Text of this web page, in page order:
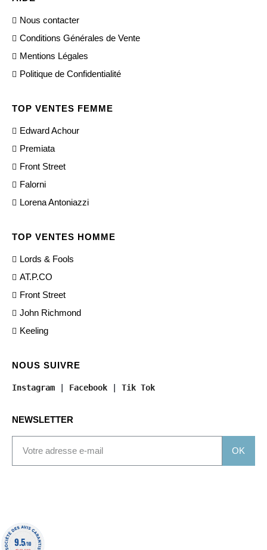
Nous contacter
Conditions Générales de Vente
Mentions Légales
Politique de Confidentialité
TOP VENTES FEMME
Edward Achour
Premiata
Front Street
Falorni
Lorena Antoniazzi
TOP VENTES HOMME
Lords & Fools
AT.P.CO
Front Street
John Richmond
Keeling
NOUS SUIVRE
Instagram Facebook Tik Tok
NEWSLETTER
OK
9.5/10